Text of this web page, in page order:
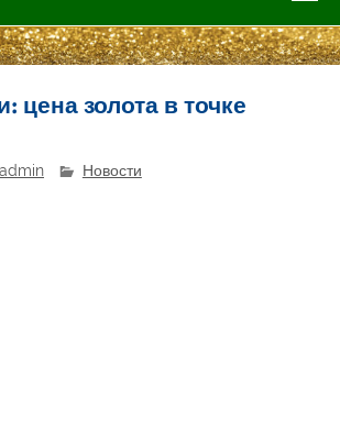
цена золота в точке
admin Новости